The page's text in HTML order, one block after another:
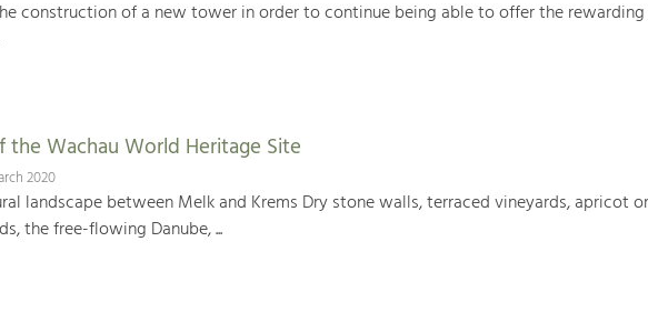
construction of a new tower in order to continue being able to offer the
the Wachau World Heritage Site
2020
landscape between Melk and Krems Dry stone walls, terraced vineyards, apricot
the free-flowing Danube, ...